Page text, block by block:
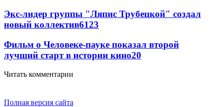
Экс-лидер группы "Ляпис Трубецкой" создал
новый коллектив6123
Фильм о Человеке-пауке показал второй
лучший старт в истории кино20
Читать комментарии
Полная версия сайта